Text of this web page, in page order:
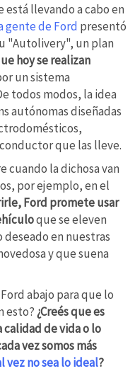
está llevando a cabo en
gente de Ford presentó
"Autolivery", un plan
hoy se realizan
un sistema
todos modos, la idea
autónomas diseñadas
que las lleve.
cuando la dichosa van
por ejemplo, en el
Ford promete usar
que se eleven
deseado en nuestras
y que suena
abajo para que lo
esto?¿Creés que es
de vida o lo
vez somos más
vez no sea lo ideal?